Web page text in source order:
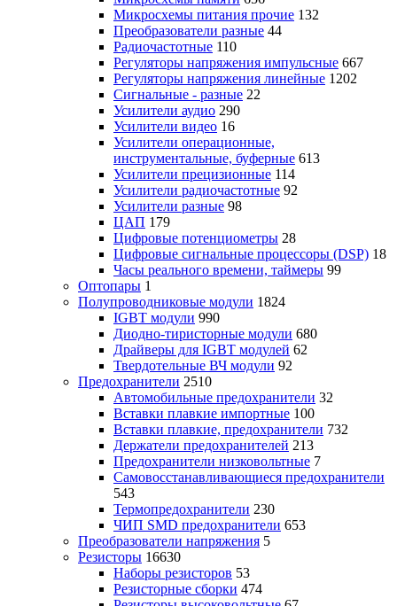
Микросхемы питания прочие 132
Преобразователи разные 44
Радиочастотные 110
Регуляторы напряжения импульсные 667
Регуляторы напряжения линейные 1202
Сигнальные - разные 22
Усилители аудио 290
Усилители видео 16
Усилители операционные,
инструментальные, буферные 613
Усилители прецизионные 114
Усилители радиочастотные 92
Усилители разные 98
ЦАП 179
Цифровые потенциометры 28
Цифровые сигнальные процессоры (DSP) 18
Часы реального времени, таймеры 99
Оптопары 1
Полупроводниковые модули 1824
IGBT модули 990
Диодно-тиристорные модули 680
Драйверы для IGBT модулей 62
Твердотельные ВЧ модули 92
Предохранители 2510
Автомобильные предохранители 32
Вставки плавкие импортные 100
Вставки плавкие, предохранители 732
Держатели предохранителей 213
Предохранители низковольтные 7
Самовосстанавливающиеся предохранители
543
Термопредохранители 230
ЧИП SMD предохранители 653
Преобразователи напряжения 5
Резисторы 16630
Наборы резисторов 53
Резисторные сборки 474